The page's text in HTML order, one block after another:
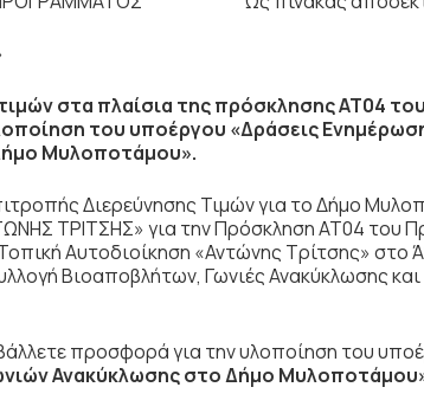
στα πλαίσια της πρόσκλησης ΑΤ04
του υποέργου «Δράσεις
Μυλοποτάμου».
Διερεύνησης Τιμών για το Δήμο
ΤΡΙΤΣΗΣ» για την Πρόσκληση ΑΤ04 του
Αυτοδιοίκηση «Αντώνης Τρίτσης»
Βιοαποβλήτων, Γωνιές Ανακύκλωσης
προσφορά για την υλοποίηση του
Ανακύκλωσης στο Δήμο